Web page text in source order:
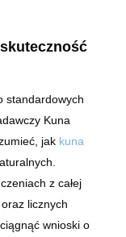
standardowych
Kuna
jak kuna
z całej
licznych
wnioski o